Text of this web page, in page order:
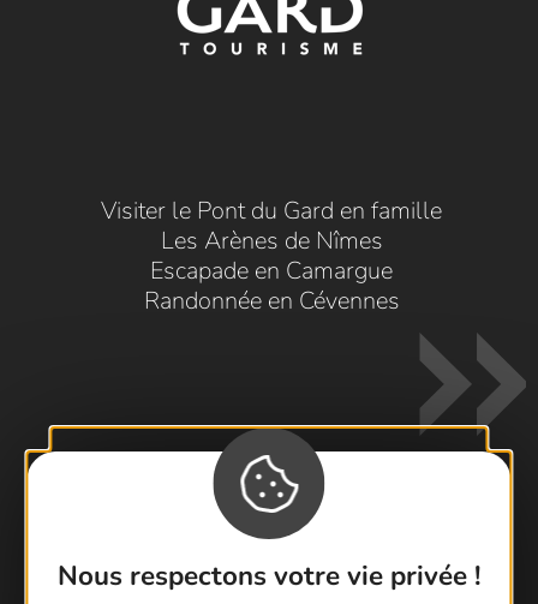
Nous respectons votre vie privée !
Visiter le Pont du Gard en famille
Les Arènes de Nîmes
Escapade en Camargue
Randonnée en Cévennes
Contactez-nous !
Foire aux questions